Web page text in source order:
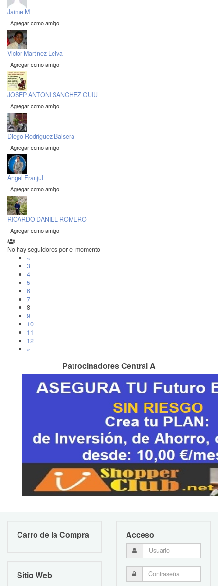
Jaime M
Agregar como amigo
Victor Martinez Leiva
Agregar como amigo
JOSEP ANTONI SANCHEZ GUIU
Agregar como amigo
Diego Rodríguez Balsera
Agregar como amigo
Angel Franjul
Agregar como amigo
RICARDO DANIEL ROMERO
Agregar como amigo
No hay seguidores por el momento
«
3
4
5
6
7
8
9
10
11
12
»
Patrocinadores Central A
Carro de la Compra
Sitio Web
Acceso